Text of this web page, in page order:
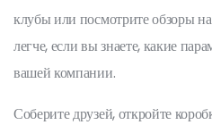
клубы или посмотрите обзоры
легче, если вы знаете, какие
вашей компании.
Соберите друзей, откройте